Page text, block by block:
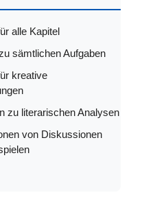
alle Kapitel
sämtlichen Aufgaben
kreative
zu literarischen Analysen
von Diskussionen